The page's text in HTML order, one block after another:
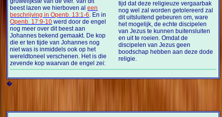
beest lazen we hierboven aleen
beschrijving in Openb. 13:1-6 . En in
Openb. 17:9-10 werd door de engel
nog meer over dit beest aan
Johannes bekend gemaakt. De kop
die er ten tijde van Johannes nog
niet was is inmiddels ook op het
wereldtoneel verschenen. Het is die
zevende kop waarvan de engel zei:
tijd dat deze religieuze vergaarbak
nog wel zal worden getolereerd zal
dit uitsluitend gebeuren om, ware
het mogelijk, de echte discipelen
van Jezus te kunnen buitensluiten
en uit te roeien. Omdat de
discipelen van Jezus geen
boodschap hebben aan deze dode
religie.
�